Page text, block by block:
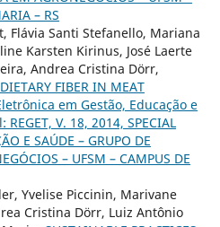
– RS
Flávia Santi Stefanello, Mariana
Karsten Kirinus, José Laerte
Andrea Cristina Dörr,
FIBER IN MEAT
em Gestão, Educação e
V. 18, 2014, SPECIAL
E SAÚDE – GRUPO DE
– UFSM – CAMPUS DE
Yvelise Piccinin, Marivane
Cristina Dörr, Luiz Antônio